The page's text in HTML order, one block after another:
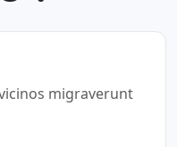
migraverunt